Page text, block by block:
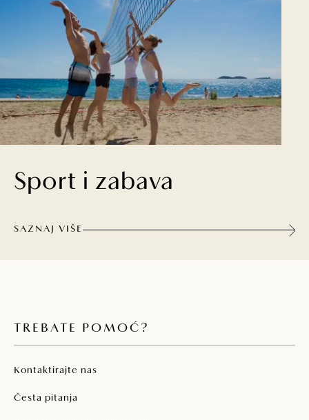
Sport i zabava
SAZNAJ VIŠE
TREBATE POMOĆ?
Kontaktirajte nas
Česta pitanja